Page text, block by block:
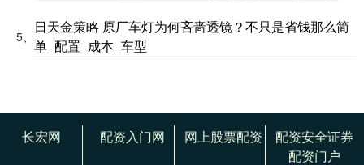
5、
日天金策略 原厂车灯为何吝啬透镜？不只是省钱那么简
单_配置_成本_车型
长宏网 配资入门网 网上股票配资
配资安全证券
配资门户